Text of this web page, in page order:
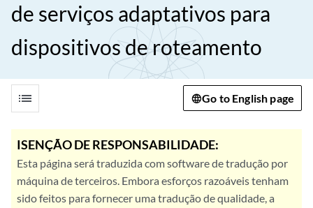
de serviços adaptativos para
dispositivos de roteamento
list Go to English page
ISENÇÃO DE RESPONSABILIDADE:
Esta página será traduzida com software de tradução por
máquina de terceiros. Embora esforços razoáveis tenham
sido feitos para fornecer uma tradução de qualidade, a